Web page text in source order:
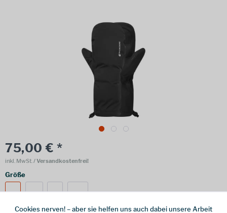
75,00 € *
inkl. MwSt./ Versandkostenfrei!
Größe
S M L XL
Cookies nerven! – aber sie helfen uns auch dabei unsere Arbeit